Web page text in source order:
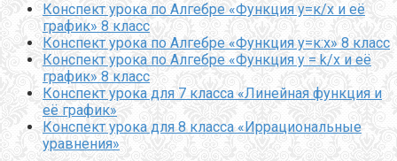
Конспект урока по Алгебре «Функция у=к/х и её
график» 8 класс
Конспект урока по Алгебре «Функция у=к:х» 8 класс
Конспект урока по Алгебре «Функция y = k/x и её
график» 8 класс
Конспект урока для 7 класса «Линейная функция и
её график»
Конспект урока для 8 класса «Иррациональные
уравнения»